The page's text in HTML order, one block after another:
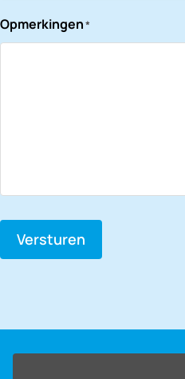
Opmerkingen*
Versturen